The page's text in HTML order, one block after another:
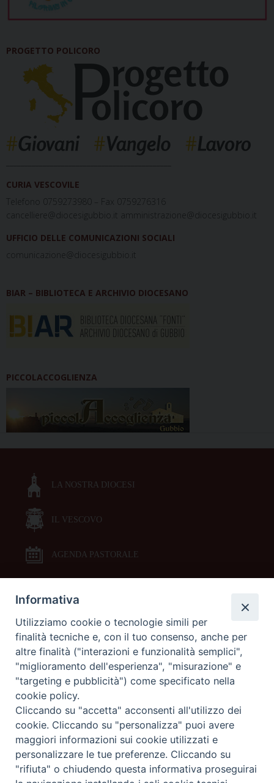
PROGETTO POLICORO
CURIA VESCOVILE
Telefono 0759273980 – Fax 0759276316
cancelliere@diocesigubbio.it amministrazione@diocesigubbio.it
UFFICIO DELLE COMUNICAZIONI SOCIALI
comunicazione@diocesigubbio.it
BIAR – BIBLIOTECA E ARCHIVIO DIOCESANO
PICCOLACCOGLIENZA
LA NOSTRA DIOCESI
IL VESCOVO
AGENDA PASTORALE
DOCUMENTI PASTORALI
ORARI MESSE
LITURGIA DELLE ORE
GALLERIE FOTOGRAFICHE
GALLERIE VIDEO
Informativa
Utilizziamo cookie o tecnologie simili per
finalità tecniche e, con il tuo consenso, anche per
altre finalità ("interazioni e funzionalità semplici",
"miglioramento dell'esperienza", "misurazione" e
"targeting e pubblicità") come specificato nella
cookie policy.
Cliccando su "accetta" acconsenti all'utilizzo dei
cookie. Cliccando su "personalizza" puoi avere
maggiori informazioni sui cookie utilizzati e
personalizzare le tue preferenze. Cliccando su
"rifiuta" o chiudendo questa informativa proseguirai